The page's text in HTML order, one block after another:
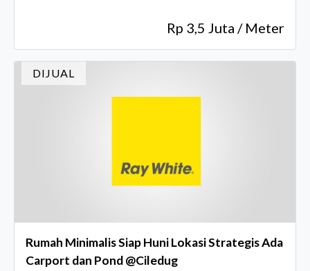
Rp 3,5 Juta / Meter
DIJUAL
Rumah Minimalis Siap Huni Lokasi Strategis Ada
Carport dan Pond @Ciledug